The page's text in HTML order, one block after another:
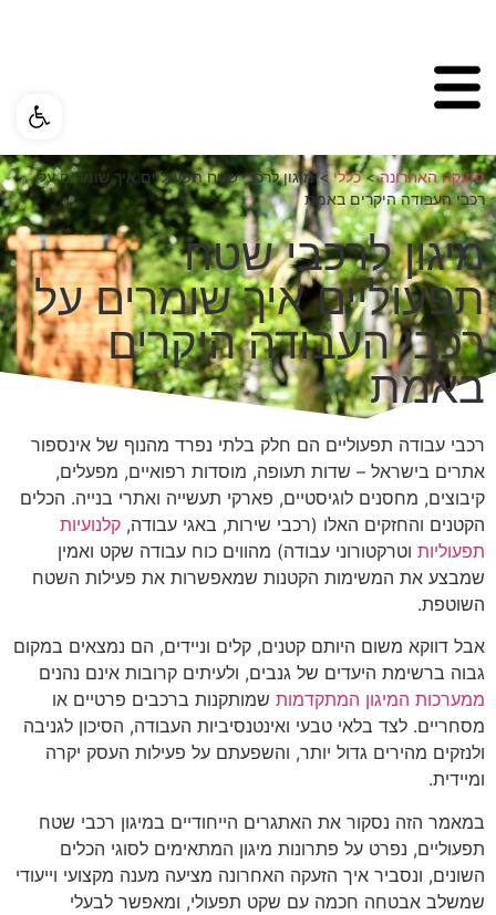
הזעקה האחרונה>כללי>מיגון לרכבי שטח תפעוליים איך שומרים על
רכבי העבודה היקרים באמת
מיגון לרכבי שטח
תפעוליים איך שומרים על
רכבי העבודה היקרים
באמת
רכבי עבודה תפעוליים הם חלק בלתי נפרד מהנוף של אינספור
אתרים בישראל – שדות תעופה, מוסדות רפואיים, מפעלים,
קיבוצים, מחסנים לוגיסטיים, פארקי תעשייה ואתרי בנייה. הכלים
הקטנים והחזקים האלו (רכבי שירות, באגי עבודה, קלנועיות
תפעוליות וטרקטורוני עבודה) מהווים כוח עבודה שקט ואמין
שמבצע את המשימות הקטנות שמאפשרות את פעילות השטח
השוטפת.
אבל דווקא משום היותם קטנים, קלים וניידים, הם נמצאים במקום
גבוה ברשימת היעדים של גנבים, ולעיתים קרובות אינם נהנים
ממערכות המיגון המתקדמות שמותקנות ברכבים פרטיים או
מסחריים. לצד בלאי טבעי ואינטנסיביות העבודה, הסיכון לגניבה
ולנזקים מהירים גדול יותר, והשפעתם על פעילות העסק יקרה
ומיידית.
במאמר הזה נסקור את האתגרים הייחודיים במיגון רכבי שטח
תפעוליים, נפרט על פתרונות מיגון המתאימים לסוגי הכלים
השונים, ונסביר איך הזעקה האחרונה מציעה מענה מקצועי וייעודי
שמשלב אבטחה חכמה עם שקט תפעולי, ומאפשר לבעלי